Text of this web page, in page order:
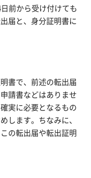
前から受け付けても
届と、身分証明書に
書で、前述の転出届
請書などはありませ
実に必要となるもの
します。ちなみに、
の転出届や転出証明